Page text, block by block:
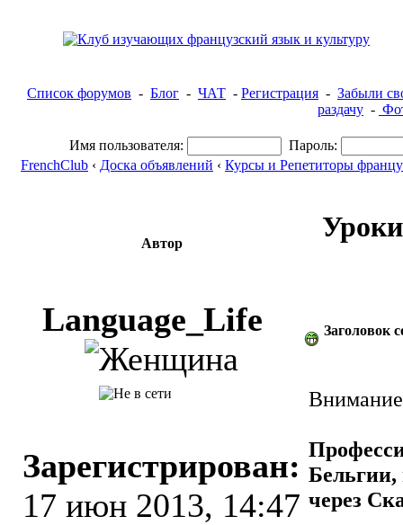
Список форумов - Блог - ЧАТ - Регистрация - Забыли
раздачу -
Имя пользователя:
Пароль:
FrenchClub ‹ Доска объявлений ‹ Курсы и Репетиторы
Автор
Language_Life Заголовок
Зарегистрирован:
17 июн 2013, 14:47 через